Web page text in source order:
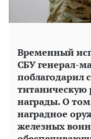
Временный
СБУ генерал-
поблагодарил
титаническую
награды. О
наградное
железных